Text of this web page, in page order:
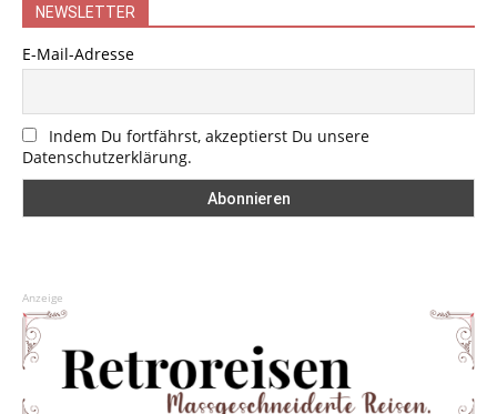
NEWSLETTER
E-Mail-Adresse
Indem Du fortfährst, akzeptierst Du unsere
Datenschutzerklärung.
Anzeige